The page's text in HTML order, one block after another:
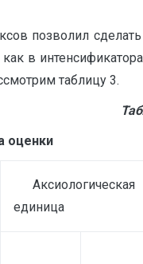
позволил
в
таблицу 3.
оценки
Аксиологическая
единица